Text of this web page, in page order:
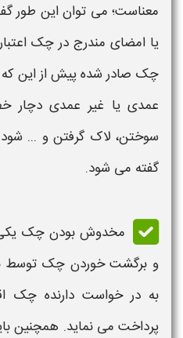
معناست؛ می توان این طور
یا امضای مندرج درچک
چک صادر شده پیش از این
عمدی یا غیر عمدی دچار
سوختن، لاک گرفتن و ...
گفته می شود.
مخدوش بودن چک
و برگشت خوردن چک توسط
به در خواست دارنده چک
پرداخت می نماید. همچنین